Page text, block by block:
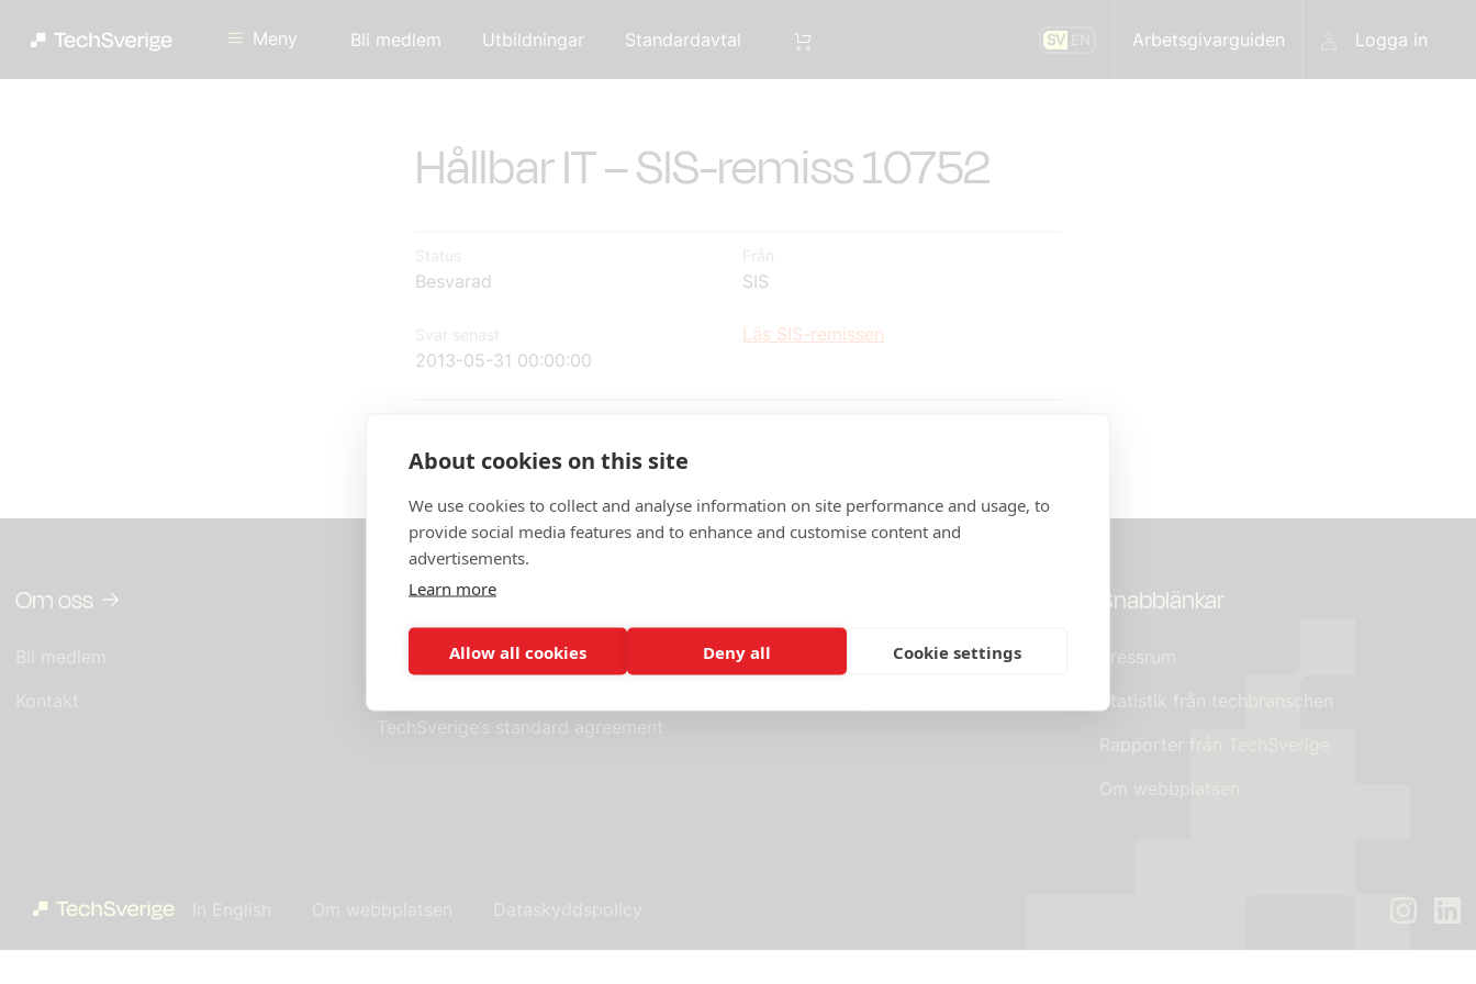
Meny Bli medlem Utbildningar Standardavtal SV Arbetsgivarguiden Logga in
Hållbar IT – SIS-remiss 10752
Status
Besvarad
Från
SIS
Svar senast
2013-05-31 00:00:00
Läs SIS-remissen
Om oss
Bli medlem
Kontakt
In English
What you get as a member of
TechSverige’s standard agreement
Köp- och användarvillkor
Snabblänkar
Pressrum
Statistik från techbranschen
Rapporter från TechSverige
Om webbplatsen
In English Om webbplatsen Dataskyddspolicy
About cookies on this site
We use cookies to collect and analyse information on site performance and usage, to
provide social media features and to enhance and customise content and
advertisements.
Learn more
Allow all cookies Deny all Cookie settings